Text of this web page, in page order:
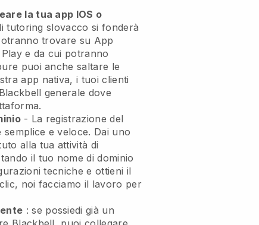
la tua app IOS o
tutoring slovacco si fonderà
trovare su App
e da cui potranno
puoi anche saltare le
app nativa, i tuoi clienti
Blackbell generale dove
- La registrazione del
e veloce. Dai uno
alla tua attività di
il tuo nome di dominio
tecniche e ottieni il
noi facciamo il lavoro per
: se possiedi già un